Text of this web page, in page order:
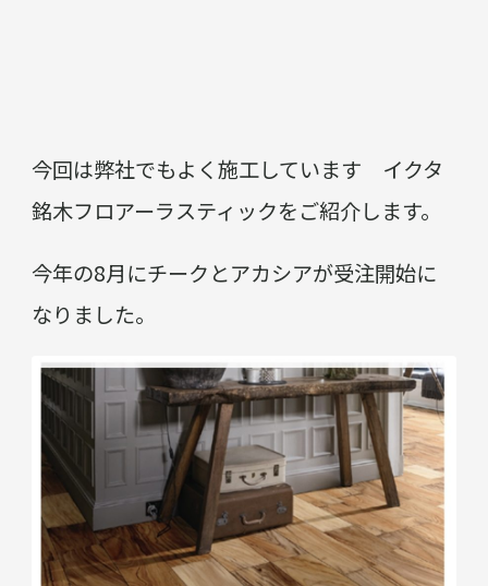
今回は弊社でもよく施工しています イクタ
銘木フロアーラスティックをご紹介します。
今年の8月にチークとアカシアが受注開始に
なりました。